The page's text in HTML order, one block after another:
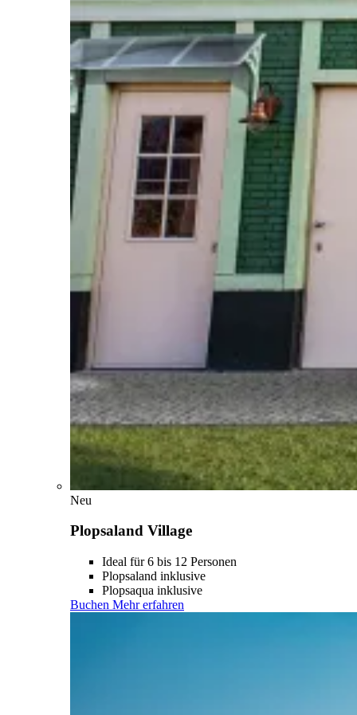
Neu
Plopsaland Village
Ideal für 6 bis 12 Personen
Plopsaland inklusive
Plopsaqua inklusive
Buchen Mehr erfahren